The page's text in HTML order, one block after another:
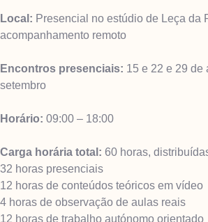
Local: Presencial no estúdio de Leça da
acompanhamento remoto
Encontros presenciais: 15 e 22 e 29 de
setembro
Horário: 09:00 – 18:00
Carga horária total: 60 horas,
32 horas presenciais
12 horas de conteúdos teóricos em vídeo
4 horas de observação de aulas reais
12 horas de trabalho autónomo orientado